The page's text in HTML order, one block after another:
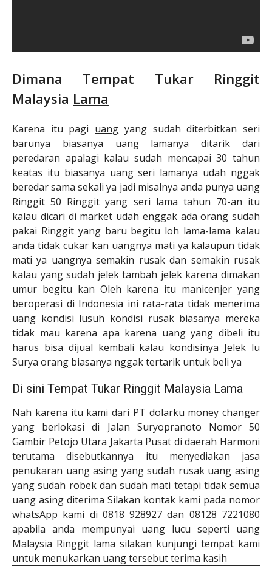
Dimana Tempat Tukar Ringgit
Malaysia Lama
Karena itu pagi uang yang sudah diterbitkan seri
barunya biasanya uang lamanya ditarik dari
peredaran apalagi kalau sudah mencapai 30 tahun
keatas itu biasanya uang seri lamanya udah nggak
beredar sama sekali ya jadi misalnya anda punya uang
Ringgit 50 Ringgit yang seri lama tahun 70-an itu
kalau dicari di market udah enggak ada orang sudah
pakai Ringgit yang baru begitu loh lama-lama kalau
anda tidak cukar kan uangnya mati ya kalaupun tidak
mati ya uangnya semakin rusak dan semakin rusak
kalau yang sudah jelek tambah jelek karena dimakan
umur begitu kan Oleh karena itu manicenjer yang
beroperasi di Indonesia ini rata-rata tidak menerima
uang kondisi lusuh kondisi rusak biasanya mereka
tidak mau karena apa karena uang yang dibeli itu
harus bisa dijual kembali kalau kondisinya Jelek lu
Surya orang biasanya nggak tertarik untuk beli ya
Di sini Tempat Tukar Ringgit Malaysia Lama
Nah karena itu kami dari PT dolarku money changer
yang berlokasi di Jalan Suryopranoto Nomor 50
Gambir Petojo Utara Jakarta Pusat di daerah Harmoni
terutama disebutkannya itu menyediakan jasa
penukaran uang asing yang sudah rusak uang asing
yang sudah robek dan sudah mati tetapi tidak semua
uang asing diterima Silakan kontak kami pada nomor
whatsApp kami di 0818 928927 dan 08128 7221080
apabila anda mempunyai uang lucu seperti uang
Malaysia Ringgit lama silakan kunjungi tempat kami
untuk menukarkan uang tersebut terima kasih